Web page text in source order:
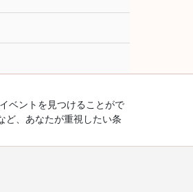
ベントを見つけることがで
ど、あなたが重視したい条